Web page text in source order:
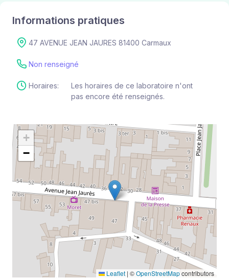
Informations pratiques
47 AVENUE JEAN JAURES 81400 Carmaux
Non renseigné
Horaires:
Les horaires de ce laboratoire n'ont
pas encore été renseignés.
+
−
Leaflet | ©OpenStreetMapcontributors